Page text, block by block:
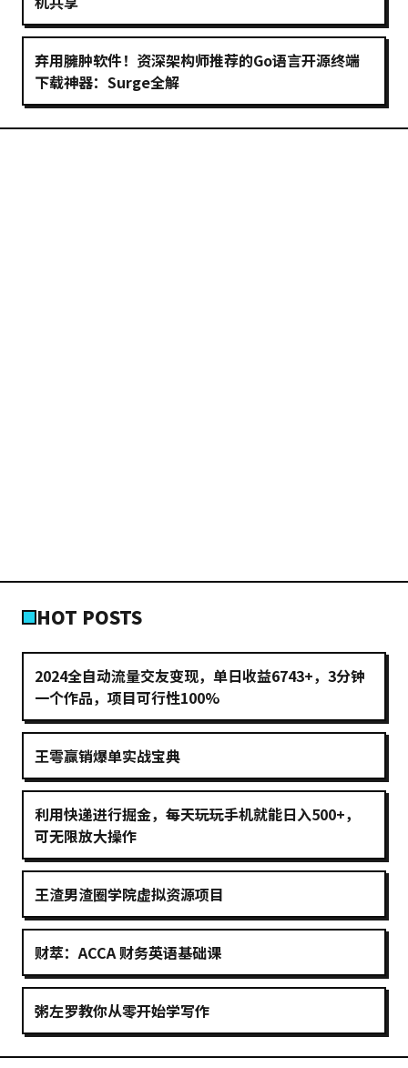
弃用臃肿软件！资深架构师推荐的Go语言开源终端
下载神器：Surge全解
HOT POSTS
2024全自动流量交友变现，单日收益6743+，3分钟
一个作品，项目可行性100%
王雩赢销爆单实战宝典
利用快递进行掘金，每天玩玩手机就能日入500+，
可无限放大操作
王渣男渣圈学院虚拟资源项目
财萃：ACCA 财务英语基础课
粥左罗教你从零开始学写作